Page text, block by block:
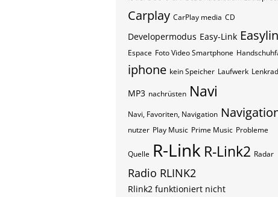
Carplay CarPlay media CD
Developermodus Easy-Link
Espace Foto Video Smartphone
iphone kein Speicher Laufwerk Lenkrad
MP3 nachrüsten Navi
Navi, Favoriten, Navigation
nutzer Play Music Prime Music Probleme
Quelle R-Link R-Link2 Radar
Radio RLINK2
Rlink2 funktioniert nicht